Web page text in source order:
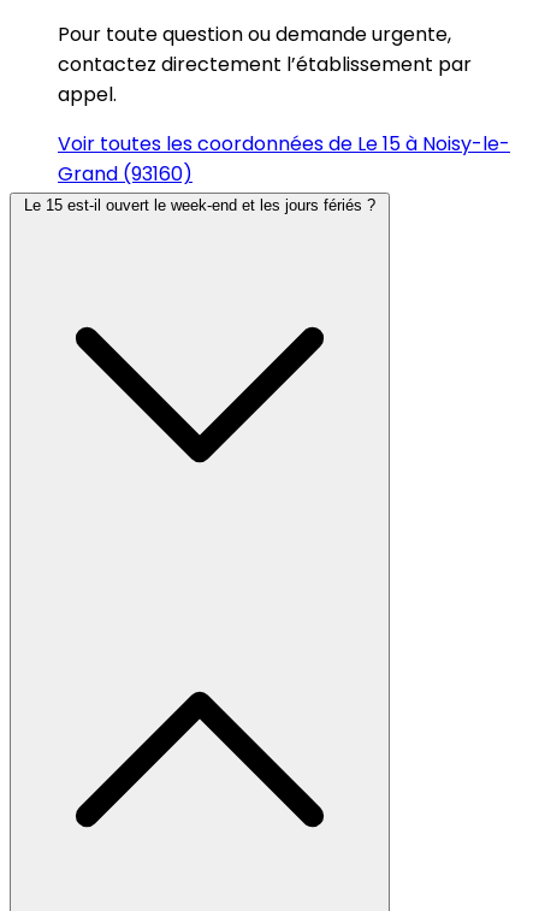
Pour toute question ou demande urgente,
contactez directement l’établissement par
appel.
Voir toutes les coordonnées de Le 15 à Noisy-le-
Grand (93160)
Le 15 est-il ouvert le week-end et les jours fériés ?